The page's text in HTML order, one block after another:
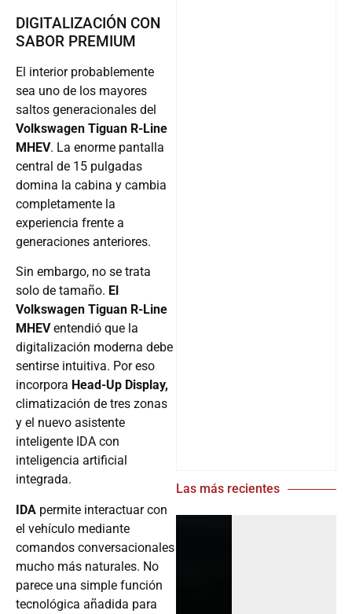
DIGITALIZACIÓN CON
SABOR PREMIUM
El interior probablemente
sea uno de los mayores
saltos generacionales del
Volkswagen Tiguan R-Line
MHEV. La enorme pantalla
central de 15 pulgadas
domina la cabina y cambia
completamente la
experiencia frente a
generaciones anteriores.
Sin embargo, no se trata
solo de tamaño. El
Volkswagen Tiguan R-Line
MHEVentendió que la
digitalización moderna debe
sentirse intuitiva. Por eso
incorpora Head-Up Display,
climatización de tres zonas
y el nuevo asistente
inteligente IDA con
inteligencia artificial
integrada.
IDA permite interactuar con
el vehículo mediante
comandos conversacionales
mucho más naturales. No
parece una simple función
tecnológica añadida para
Las más recientes